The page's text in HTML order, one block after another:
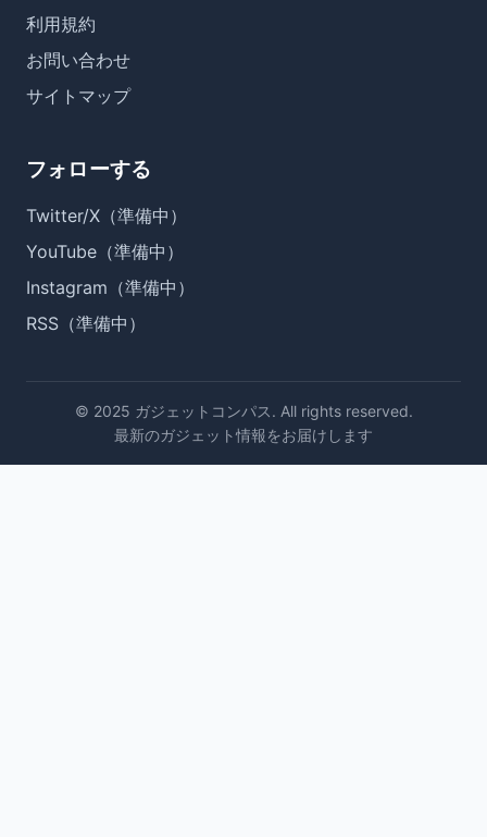
利用規約
お問い合わせ
サイトマップ
フォローする
Twitter/X（準備中）
YouTube（準備中）
Instagram（準備中）
RSS（準備中）
© 2025 ガジェットコンパス. All rights reserved.
最新のガジェット情報をお届けします